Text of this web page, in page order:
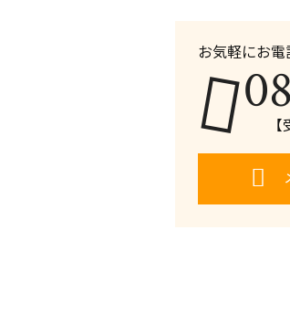
お気軽にお電